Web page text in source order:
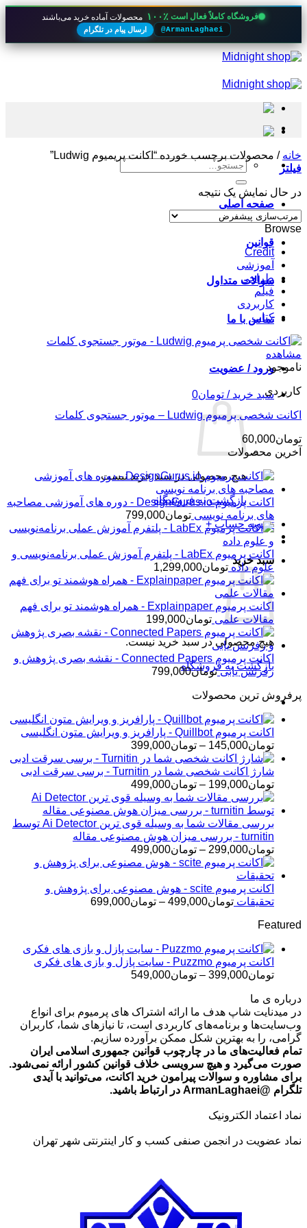
فروشگاه کاملاً فعال است ۱۰۰٪ محصولات آماده خرید می‌باشند
@ArmanLaghaei ارسال پیام در تلگرام
Skip
to
جستجو
صفحه اصلی
قوانین
سوالات متداول
تماس با ما
ورود / عضویت
سبد خرید / تومان0
هیچ محصولی در سبد خرید نیست.
بازگشت به فروشگاه
تسویه حساب +
سبد خرید
هیچ محصولی در سبد خرید نیست.
بازگشت به فروشگاه
خانه / محصولات برچسب خورده “اکانت پریمیوم Ludwig”
فیلتر
در حال نمایش یک نتیجه
Browse
Credit
آموزشی
طراحی
فیلم
کاربردی
کتاب
مشاهده
ناموجود
کاربردی
اکانت شخصی پرمیوم Ludwig – موتور جستجوی کلمات
تومان60,000
آخرین محصولات
اکانت پرمیوم DesignGurus.io - دوره ‌های آموزشی مصاحبه
‌های برنامه نویسی تومان799,000
اکانت پرمیوم LabEx - پلتفرم آموزش عملی برنامه‌نویسی و
علوم داده تومان1,299,000
اکانت پرمیوم Explainpaper - همراه هوشمند تو برای فهم
مقالات علمی تومان199,000
اکانت پرمیوم Connected Papers - نقشه بصری پژوهش و
رفرنس یابی تومان799,000
پرفروش ترین محصولات
اکانت پرمیوم Quillbot - پارافریز و ویرایش متون انگلیسی
تومان145,000
– تومان399,000محدوده
قیمت:
تومان145,000
تا
تومان399,000
شارژ اکانت شخصی شما در Turnitin - برسی سرقت ادبی
تومان199,000
– تومان499,000محدوده
قیمت:
تومان199,000
تا
تومان499,000
بررسی مقالات شما به وسیله قوی ترین Ai Detector توسط
turnitin - بررسی میزان هوش مصنوعی مقاله
تومان299,000
– تومان499,000محدوده
قیمت:
تا
تومان499,000
اکانت پرمیوم scite - هوش مصنوعی برای پژوهش و
تحقیقات تومان499,000
– تومان699,000محدوده
تومان699,000
Featured
اکانت پرمیوم Puzzmo - سایت پازل و بازی های فکری
تومان399,000
– تومان549,000
تا
تومان549,000
درباره ی ما
در میدنایت شاپ هدف ما ارائه اشتراک های پرمیوم برای انواع
وب‌سایت‌ها و برنامه‌های کاربردی است، تا نیازهای شما، کاربران
گرامی، را به بهترین شکل ممکن برآورده سازیم.
تمام فعالیت‌های ما در چارچوب قوانین جمهوری اسلامی ایران
صورت می‌گیرد و هیچ سرویسی خلاف قوانین کشور ارائه نمی‌شود.
برای مشاوره و سوالات پیرامون خرید اکانت، می‌توانید با آیدی
تلگرام @ArmanLaghaei در ارتباط باشید.
نماد اعتماد الکترونیک
نماد عضویت در انجمن صنفی کسب و کار اینترنتی شهر تهران